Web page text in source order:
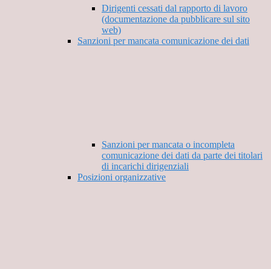
Dirigenti cessati dal rapporto di lavoro
(documentazione da pubblicare sul sito
web)
Sanzioni per mancata comunicazione dei dati
Sanzioni per mancata o incompleta
comunicazione dei dati da parte dei titolari
di incarichi dirigenziali
Posizioni organizzative